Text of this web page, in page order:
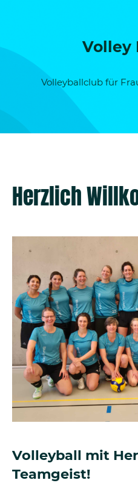
Volley
Volleyballclub für
Herzlich
Volleyball mit
Teamgeist!